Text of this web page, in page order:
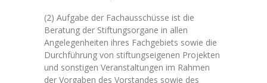
(2) Aufgabe der Fachausschüsse ist die
Beratung der Stiftungsorgane in allen
Angelegenheiten ihres Fachgebiets sowie die
Durchführung von stiftungseigenen Projekten
und sonstigen Veranstaltungen im Rahmen
der Vorgaben des Vorstandes sowie des